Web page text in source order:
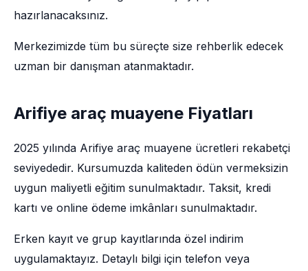
hazırlanacaksınız.
Merkezimizde tüm bu süreçte size rehberlik edecek
uzman bir danışman atanmaktadır.
Arifiye araç muayene Fiyatları
2025 yılında Arifiye araç muayene ücretleri rekabetçi
seviyededir. Kursumuzda kaliteden ödün vermeksizin
uygun maliyetli eğitim sunulmaktadır. Taksit, kredi
kartı ve online ödeme imkânları sunulmaktadır.
Erken kayıt ve grup kayıtlarında özel indirim
uygulamaktayız. Detaylı bilgi için telefon veya